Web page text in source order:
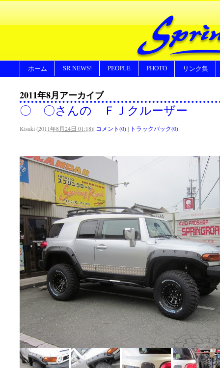
ホーム SR NEWS! PEOPLE PHOTO リンク集
2011年8月アーカイブ
〇 〇さんの ＦＪクルーザー
Kisaki(2011年8月24日 01:18)| コメント(0)| トラックバック(0)